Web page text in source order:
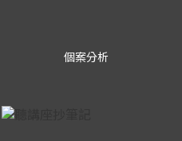
個案分析